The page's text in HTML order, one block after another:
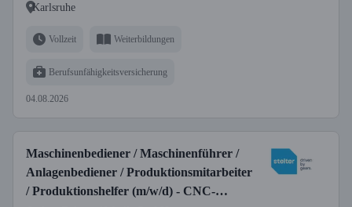
Karlsruhe
Vollzeit Weiterbildungen
Berufsunfähigkeitsversicherung
04.08.2026
Maschinenbediener / Maschinenführer /
Anlagenbediener / Produktionsmitarbeiter
/ Produktionshelfer (m/w/d) - CNC-